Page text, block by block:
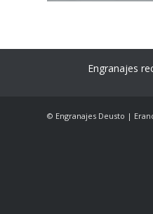
Engranajes
© Engranajes Deusto |